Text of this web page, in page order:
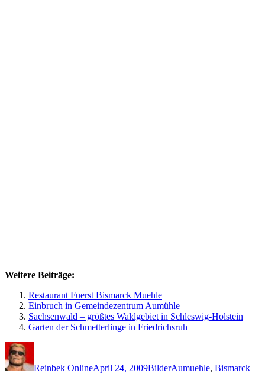
Weitere Beiträge:
Restaurant Fuerst Bismarck Muehle
Einbruch in Gemeindezentrum Aumühle
Sachsenwald – größtes Waldgebiet in Schleswig-Holstein
Garten der Schmetterlinge in Friedrichsruh
Reinbek OnlineApril 24, 2009BilderAumuehle, Bismarck